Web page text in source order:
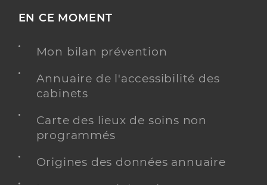
EN CE MOMENT
Mon bilan prévention
Annuaire de l'accessibilité des
cabinets
Carte des lieux de soins non
programmés
Origines des données annuaire